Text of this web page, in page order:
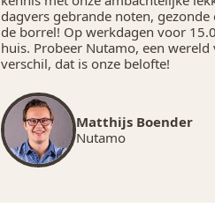
dagvers gebrande noten,
de borrel! Op werkdagen voor
huis. Probeer Nutamo, een
verschil, dat is onze belofte!
Matthijs Boender
Nutamo